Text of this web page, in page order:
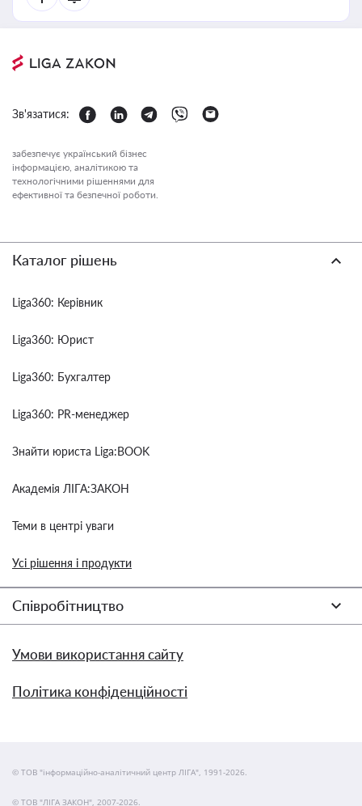
Зв'язатися:
забезпечує український бізнес
інформацією, аналітикою та
технологічними рішеннями для
ефективної та безпечної роботи.
Каталог рішень
Liga360: Керівник
Liga360: Юрист
Liga360: Бухгалтер
Liga360: PR-менеджер
Знайти юриста Liga:BOOK
Академія ЛІГА:ЗАКОН
Теми в центрі уваги
Усі рішення і продукти
Співробітництво
Умови використання сайту
Політика конфіденційності
© ТОВ "інформаційно-аналітичний центр ЛІГА", 1991-2026.
© ТОВ "ЛІГА ЗАКОН", 2007-2026.